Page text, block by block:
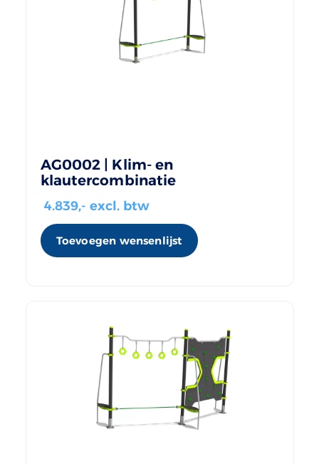
AG0002 | Klim- en
klautercombinatie
4.839,- excl. btw
Toevoegen wensenlijst